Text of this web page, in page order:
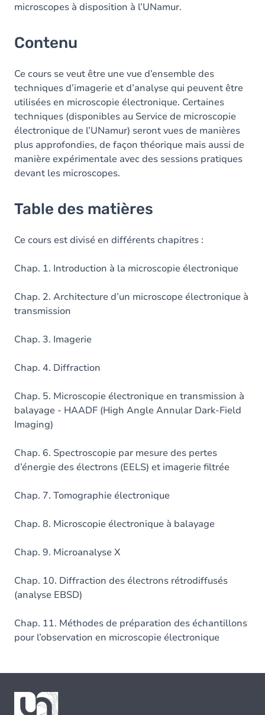
microscopes à disposition à l’UNamur.
Contenu
Ce cours se veut être une vue d’ensemble des
techniques d’imagerie et d’analyse qui peuvent être
utilisées en microscopie électronique. Certaines
techniques (disponibles au Service de microscopie
électronique de l’UNamur) seront vues de manières
plus approfondies, de façon théorique mais aussi de
manière expérimentale avec des sessions pratiques
devant les microscopes.
Table des matières
Ce cours est divisé en différents chapitres :
Chap. 1. Introduction à la microscopie électronique
Chap. 2. Architecture d’un microscope électronique à
transmission
Chap. 3. Imagerie
Chap. 4. Diffraction
Chap. 5. Microscopie électronique en transmission à
balayage - HAADF (High Angle Annular Dark-Field
Imaging)
Chap. 6. Spectroscopie par mesure des pertes
d’énergie des électrons (EELS) et imagerie filtrée
Chap. 7. Tomographie électronique
Chap. 8. Microscopie électronique à balayage
Chap. 9. Microanalyse X
Chap. 10. Diffraction des électrons rétrodiffusés
(analyse EBSD)
Chap. 11. Méthodes de préparation des échantillons
pour l’observation en microscopie électronique